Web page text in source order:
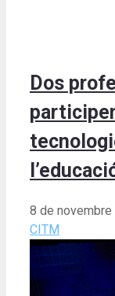
Dos
8 de novembre
CITM